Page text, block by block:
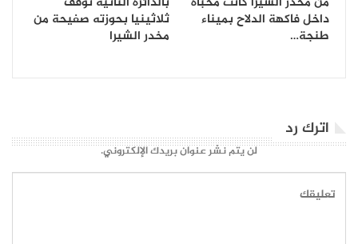
داخل فاكهة الدلاح بميناء
طنجة…
ثلاثينيا بحوزته صفيحة من
مخدر الشيرا
اترك رد
لن يتم نشر عنوان بريدك الإلكتروني.